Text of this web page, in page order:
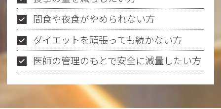
間食や夜食がやめられない方
ダイエットを頑張っても続かない方
医師の管理のもとで安全に減量したい方